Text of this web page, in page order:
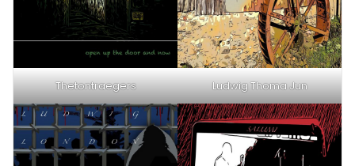
Thetontraegers Ludwig Thoma Jun